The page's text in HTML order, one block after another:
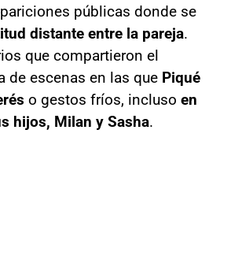
públicas donde se
distante entre la pareja.
que compartieron el
de escenas en las que Piqué
o gestos fríos, incluso en
hijos, Milan y Sasha.